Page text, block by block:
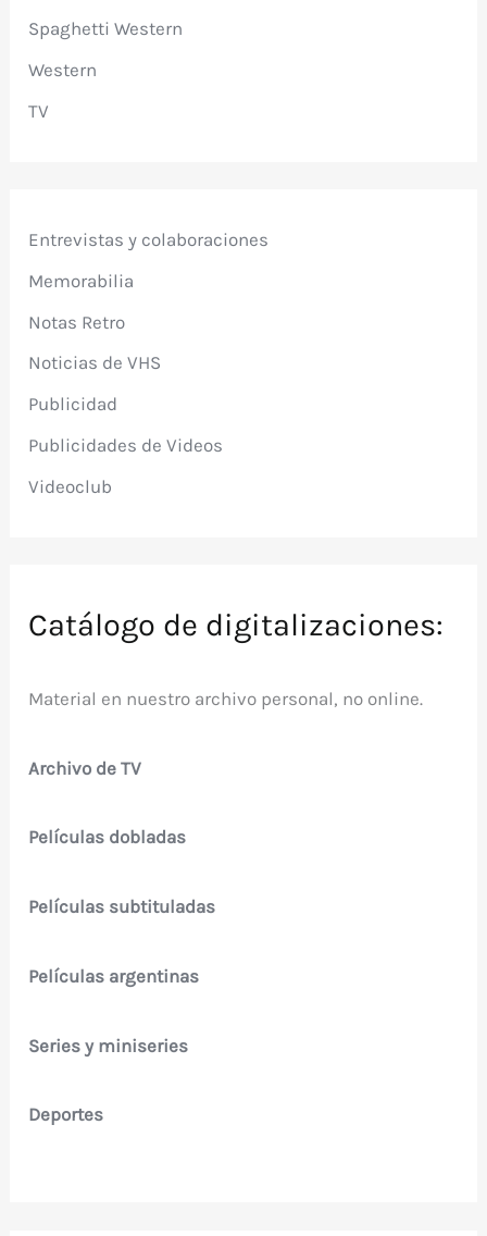
Spaghetti Western
Western
TV
Entrevistas y colaboraciones
Memorabilia
Notas Retro
Noticias de VHS
Publicidad
Publicidades de Videos
Videoclub
Catálogo de digitalizaciones:
Material en nuestro archivo personal, no online.
Archivo de TV
Películas dobladas
Películas subtituladas
Películas argentinas
Series y miniseries
Deportes